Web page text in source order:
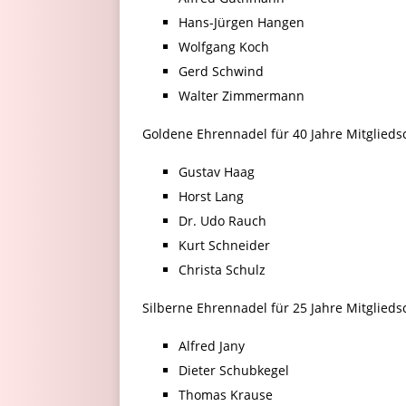
Hans-Jürgen Hangen
Wolfgang Koch
Gerd Schwind
Walter Zimmermann
Goldene Ehrennadel für 40 Jahre
Gustav Haag
Horst Lang
Dr. Udo Rauch
Kurt Schneider
Christa Schulz
Silberne Ehrennadel für 25 Jahre
Alfred Jany
Dieter Schubkegel
Thomas Krause